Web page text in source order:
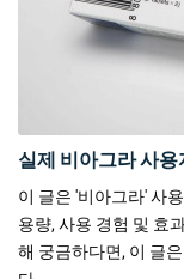
실제 비아그라 사
이 글은 '비아그라' 사
용량, 사용 경험 및 효
해 궁금하다면, 이 글